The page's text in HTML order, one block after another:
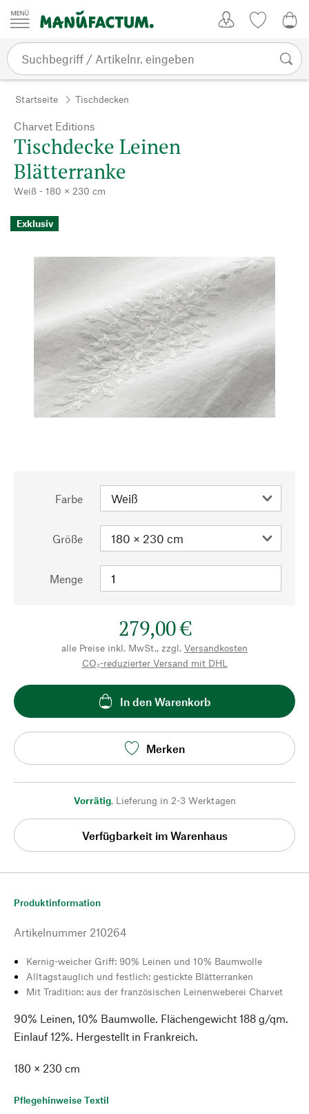
Zum Inhalt springen
Startseite Tischdecken
Charvet Editions
Tischdecke Leinen
Blätterranke
Weiß - 180 × 230 cm
Exklusiv
Farbe
Größe
Menge
279,00 €
alle Preise inkl. MwSt., zzgl. Versandkosten
CO₂-reduzierter Versand mit DHL
In den Warenkorb
Merken
Vorrätig, Lieferung in 2-3 Werktagen
Verfügbarkeit im Warenhaus
Produktinformation
Artikelnummer 210264
Kernig-weicher Griff: 90% Leinen und 10% Baumwolle
Alltagstauglich und festlich: gestickte Blätterranken
Mit Tradition: aus der französischen Leinenweberei Charvet
90% Leinen, 10% Baumwolle. Flächengewicht 188 g/qm.
Einlauf 12%. Hergestellt in Frankreich.
180 × 230 cm
Pflegehinweise Textil